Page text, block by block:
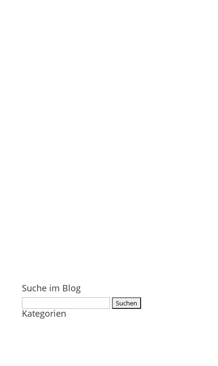
Suche im Blog
nach:
Kategorien